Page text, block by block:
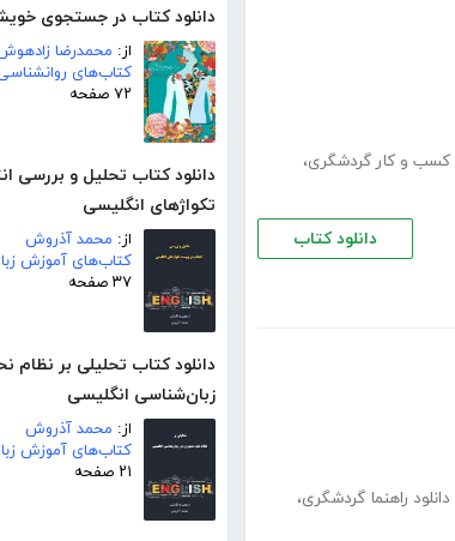
دانلود کتاب در جستجوی
از: محمدرضا
کتاب‌های
۷۲ صفحه
دانلود کتاب تحلیل و بررسی
تکواژهای انگلیسی
از: محمد آذروش
کتاب‌های آموزش
۳۷ صفحه
دانلود کتاب تحلیلی بر نظام
زبان‌شناسی انگلیسی
از: محمد آذروش
کتاب‌های آموزش
۲۱ صفحه
کسب و کار گردشگری،
دانلود کتاب
دانلود راهنما گردشگری،